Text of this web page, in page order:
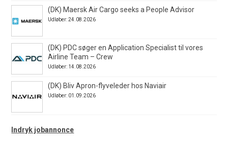
(DK) Maersk Air Cargo seeks a People Advisor
Udløber: 24.08.2026
(DK) PDC søger en Application Specialist til vores
Airline Team – Crew
Udløber: 14.08.2026
(DK) Bliv Apron-flyveleder hos Naviair
Udløber: 01.09.2026
Indryk jobannonce